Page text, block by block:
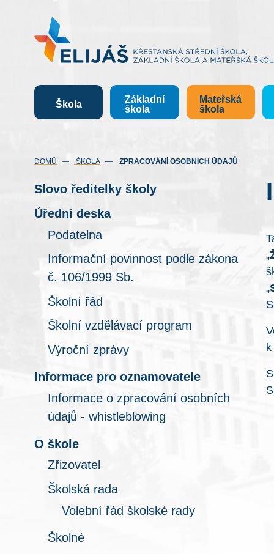
Škola
Základní
škola
Mateřská
škola
DOMŮ ŠKOLA ZPRACOVÁNÍ OSOBNÍCH ÚDAJŮ
Slovo ředitelky školy
Úřední deska
Podatelna
Informační povinnost podle zákona
č. 106/1999 Sb.
Školní řád
Školní vzdělávací program
Výroční zprávy
Informace pro oznamovatele
Informace o zpracování osobních
údajů - whistleblowing
O škole
Zřizovatel
Školská rada
Volební řád školské rady
Školné
„
„